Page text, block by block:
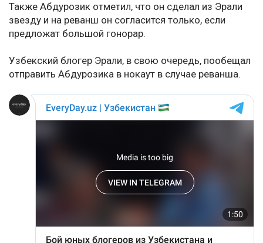
Также Абдурозик отметил, что он сделал из Эрали
звезду и на реванш он согласится только, если
предложат большой гонорар.
Узбекский блогер Эрали, в свою очередь, пообещал
отправить Абдурозика в нокаут в случае реванша.